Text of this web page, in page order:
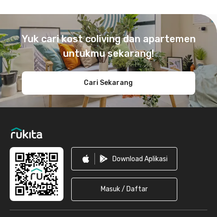
Yuk cari kost coliving dan apartemen
untukmu sekarang!
Cari Sekarang
Download Aplikasi
Masuk / Daftar